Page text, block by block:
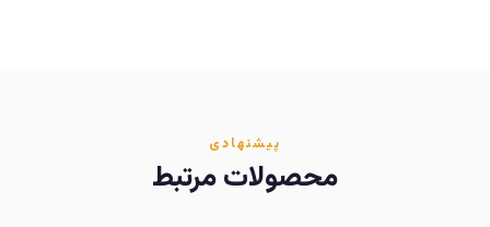
پیشنهادی
محصولات مرتبط